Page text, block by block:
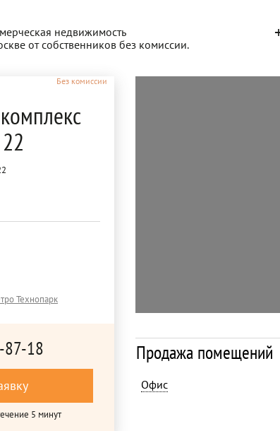
недвижимость
от собственников без комиссии.
Без комиссии
Технопарк
87-18
5 минут
Продажа помещений
Офис